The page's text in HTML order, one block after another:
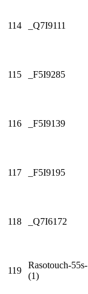
114 _Q7I9111
115 _F5I9285
116 _F5I9139
117 _F5I9195
118 _Q7I6172
119
Rasotouch-55s-
(1)